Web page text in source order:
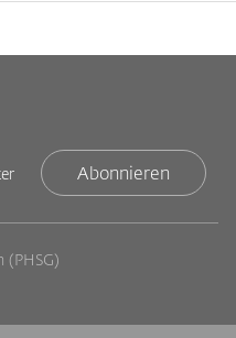
Abonnieren
(PHSG)